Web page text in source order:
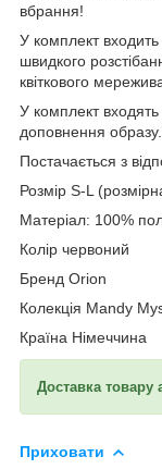
вбрання!
У комплект
швидкого
квіткового
У комплект входять
доповнення образу.
Постачається з
Розмір S-L
Матеріал: 100%
Колір червоний
Бренд Orion
Колекція Mandy
Країна Німеччина
Доставка товару
Приховати